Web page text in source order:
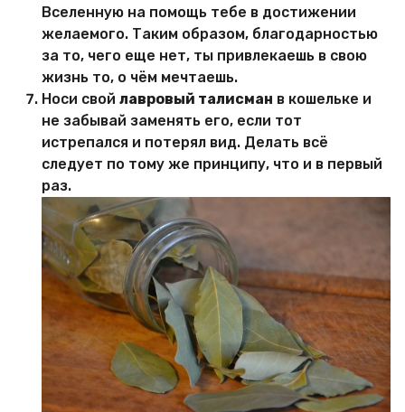
Вселенную на помощь тебе в достижении
желаемого. Таким образом, благодарностью
за то, чего еще нет, ты привлекаешь в свою
жизнь то, о чём мечтаешь.
Носи свой лавровый талисман в кошельке и
не забывай заменять его, если тот
истрепался и потерял вид. Делать всё
следует по тому же принципу, что и в первый
раз.